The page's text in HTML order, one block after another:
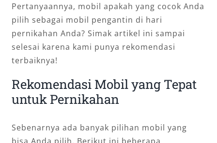
Pertanyaannya, mobil apakah yang cocok Anda
pilih sebagai mobil pengantin di hari
pernikahan Anda? Simak artikel ini sampai
selesai karena kami punya rekomendasi
terbaiknya!
Rekomendasi Mobil yang Tepat
untuk Pernikahan
Sebenarnya ada banyak pilihan mobil yang
bisa Anda pilih. Berikut ini beberapa